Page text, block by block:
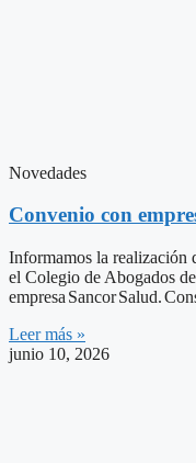
Novedades
Convenio con
Informamos la realización
el Colegio de Abogados
empresa Sancor Salud.
Leer más »
junio 10, 2026